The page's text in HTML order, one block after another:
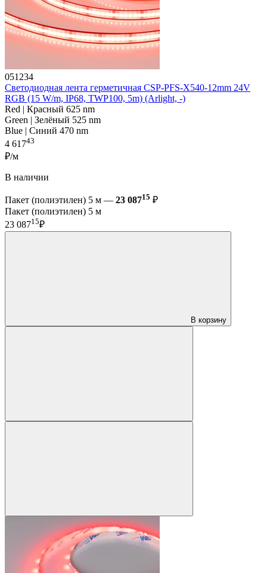
051234
Светодиодная лента герметичная CSP-PFS-X540-12mm 24V
RGB (15 W/m, IP68, TWP100, 5m) (Arlight, -)
Red | Красный 625 nm
Green | Зелёный 525 nm
Blue | Синий 470 nm
4 61743
₽/м
В наличии
Пакет (полиэтилен) 5 м — 23 08715 ₽
Пакет (полиэтилен) 5 м
23 08715₽
В корзину